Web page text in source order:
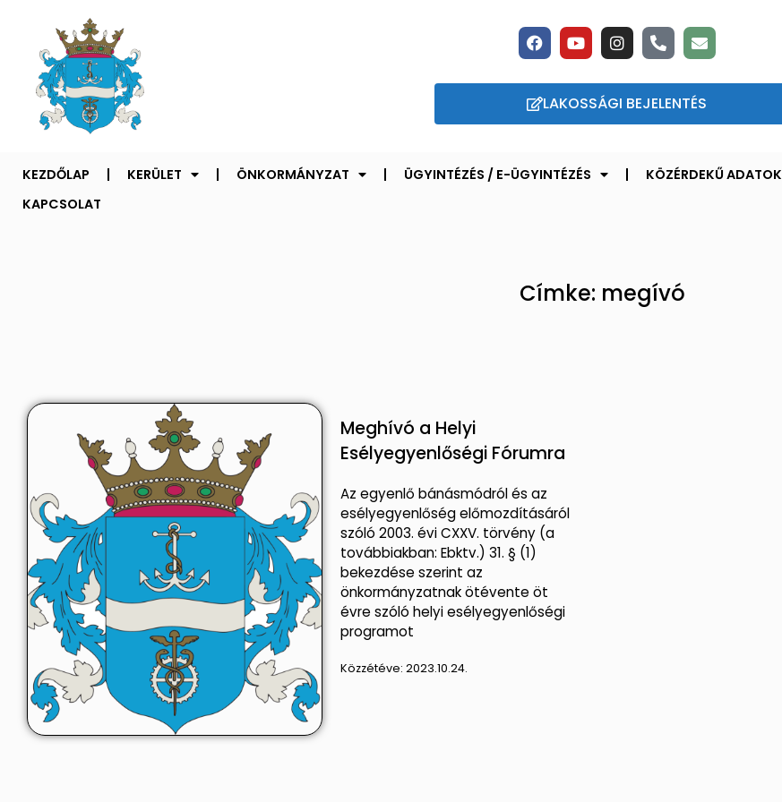
LAKOSSÁGI BEJELENTÉS
KEZDŐLAP KERÜLET ÖNKORMÁNYZAT ÜGYINTÉZÉS / E-ÜGYINTÉZÉS KÖZÉRDEKŰ ADATOK
KAPCSOLAT
Címke: megívó
Meghívó a Helyi
Esélyegyenlőségi Fórumra
Az egyenlő bánásmódról és az
esélyegyenlőség előmozdításáról
szóló 2003. évi CXXV. törvény (a
továbbiakban: Ebktv.) 31. § (1)
bekezdése szerint az
önkormányzatnak ötévente öt
évre szóló helyi esélyegyenlőségi
programot
Közzétéve:2023.10.24.